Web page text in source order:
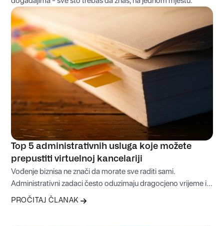
Top 5 administrativnih usluga koje možete
prepustiti virtuelnoj kancelariji
Vođenje biznisa ne znači da morate sve raditi sami.
Administrativni zadaci često oduzimaju dragocjeno vrijeme i
odvlače fokus sa onoga što je zaista važno – rasta i razvoja
firme. Upravo zato virtuelna kancelarija može biti praktično
PROČITAJ ČLANAK